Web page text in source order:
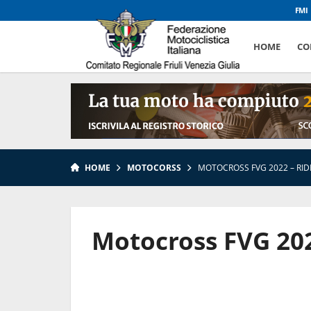
FMI
HOME
HOME MOTOCORSS MOTOCROSS FVG 2022 –
Motocross FVG